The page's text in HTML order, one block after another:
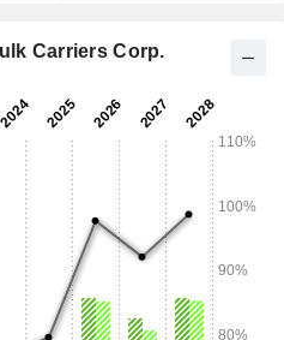
Carriers Corp.